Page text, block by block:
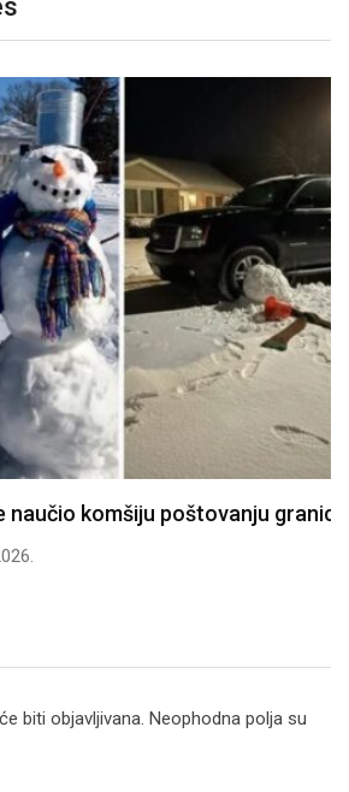
komšiju poštovanju granica
biti objavljivana. Neophodna polja su